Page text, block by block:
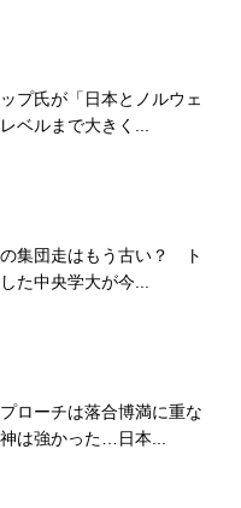
プ氏が「日本とノルウェ
ベルまで大きく...
集団走はもう古い？ ト
た中央学大が今...
プローチは落合博満に重な
は強かった…日本...